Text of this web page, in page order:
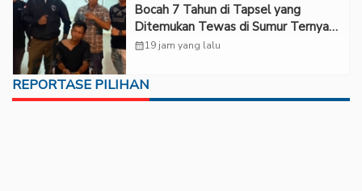
Bocah 7 Tahun di Tapsel yang
Ditemukan Tewas di Sumur Ternyata
Korban Kekerasan Seksual
calendar_month19 jam yang lalu
REPORTASE PILIHAN